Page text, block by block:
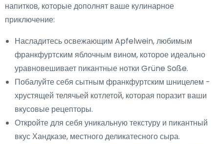
напитков, которые дополнят ваше кулинарное
приключение:
Насладитесь освежающим Apfelwein, любимым
франкфуртским яблочным вином, которое идеально
уравновешивает пикантные нотки Grüne Soße.
Побалуйте себя сытным франкфуртским шницелем -
хрустящей телячьей котлетой, которая поразит ваши
вкусовые рецепторы.
Откройте для себя уникальную текстуру и пикантный
вкус Хандказе, местного деликатесного сыра.